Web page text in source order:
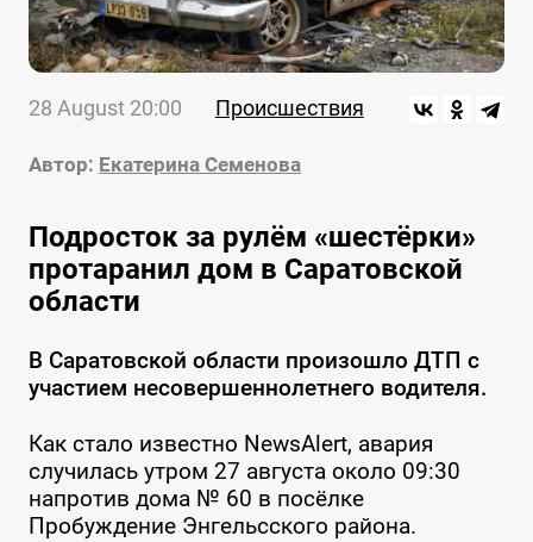
28 August 20:00 Происшествия
Автор: Екатерина Семенова
Подросток за рулём «шестёрки»
протаранил дом в Саратовской
области
В Саратовской области произошло ДТП с
участием несовершеннолетнего водителя.
Как стало известно NewsAlert, авария
случилась утром 27 августа около 09:30
напротив дома № 60 в посёлке
Пробуждение Энгельсского района.